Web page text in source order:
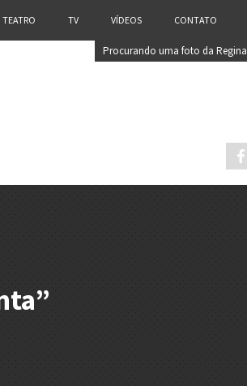
TEATRO TV VÍDEOS CONTATO
Procurando uma foto da Regina